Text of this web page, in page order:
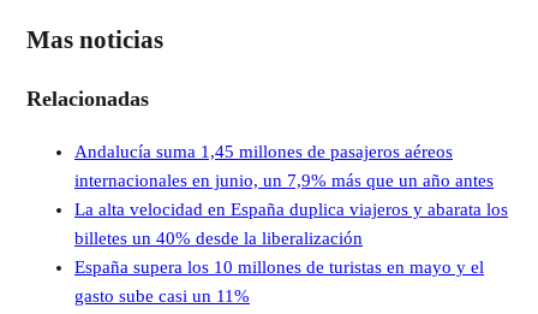
Mas noticias
Relacionadas
Andalucía suma 1,45 millones de pasajeros aéreos
internacionales en junio, un 7,9% más que un año antes
La alta velocidad en España duplica viajeros y abarata los
billetes un 40% desde la liberalización
España supera los 10 millones de turistas en mayo y el
gasto sube casi un 11%